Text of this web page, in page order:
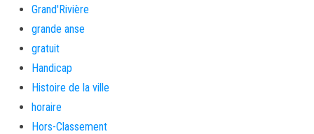
Grand'Rivière
grande anse
gratuit
Handicap
Histoire de la ville
horaire
Hors-Classement